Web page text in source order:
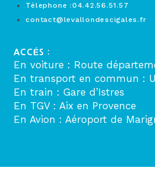
Télephone :04.42.56.51.57
contact@levallondescigales.fr
ACCÉS :
En voiture : Route
En transport en commun :
En train : Gare d’Istres
En TGV : Aix en Provence
En Avion : Aéroport de